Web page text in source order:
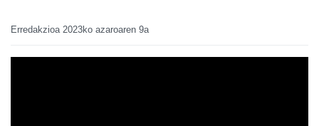
Erredakzioa 2023ko azaroaren 9a